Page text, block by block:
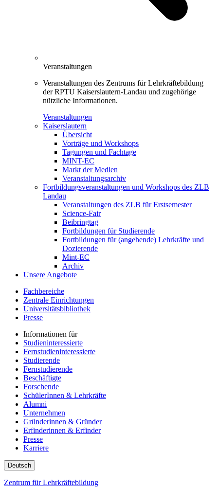
Veranstaltungen
Veranstaltungen des Zentrums für Lehrkräftebildung
der RPTU Kaiserslautern-Landau und zugehörige
nützliche Informationen.
Veranstaltungen
Kaiserslautern
Übersicht
Vorträge und Workshops
Tagungen und Fachtage
MINT-EC
Markt der Medien
Veranstaltungsarchiv
Fortbildungsveranstaltungen und Workshops des ZLB
Landau
Veranstaltungen des ZLB für Erstsemester
Science-Fair
Beibringtag
Fortbildungen für Studierende
Fortbildungen für (angehende) Lehrkräfte und
Dozierende
Mint-EC
Archiv
Unsere Angebote
Fachbereiche
Zentrale Einrichtungen
Universitätsbibliothek
Presse
Informationen für
Studieninteressierte
Fernstudieninteressierte
Studierende
Fernstudierende
Beschäftigte
Forschende
SchülerInnen & Lehrkräfte
Alumni
Unternehmen
Gründerinnen & Gründer
Erfinderinnen & Erfinder
Presse
Karriere
Deutsch
Zentrum für Lehrkräftebildung